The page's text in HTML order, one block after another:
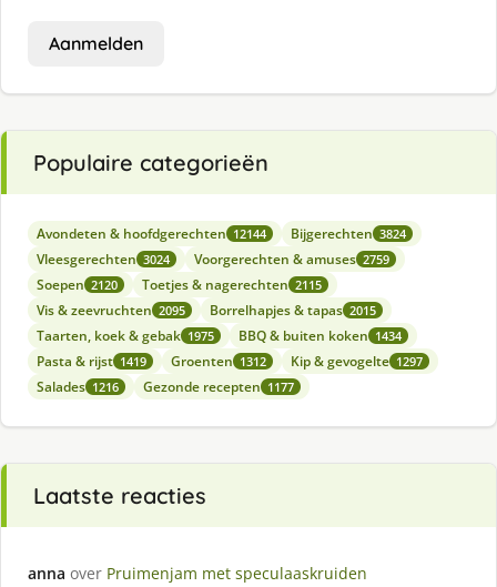
Aanmelden
Populaire categorieën
Avondeten & hoofdgerechten 12144 Bijgerechten 3824
Vleesgerechten 3024 Voorgerechten & amuses 2759
Soepen 2120 Toetjes & nagerechten 2115
Vis & zeevruchten 2095 Borrelhapjes & tapas 2015
Taarten, koek & gebak 1975 BBQ & buiten koken 1434
Pasta & rijst 1419 Groenten 1312 Kip & gevogelte 1297
Salades 1216 Gezonde recepten 1177
Laatste reacties
anna over Pruimenjam met speculaaskruiden